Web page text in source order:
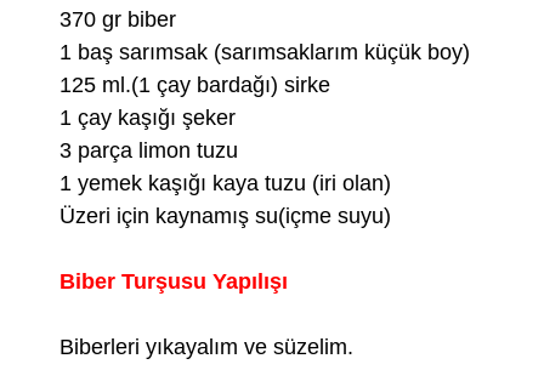
370 gr biber
1 baş sarımsak (sarımsaklarım küçük boy)
125 ml.(1 çay bardağı) sirke
1 çay kaşığı şeker
3 parça limon tuzu
1 yemek kaşığı kaya tuzu (iri olan)
Üzeri için kaynamış su(içme suyu)
Biber Turşusu Yapılışı
Biberleri yıkayalım ve süzelim.